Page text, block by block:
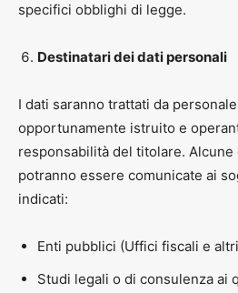
specifici obblighi di legge.
Destinatari dei dati personali
I dati saranno trattati da
opportunamente istruito e
responsabilità del titolare.
potranno essere comunicate ai
indicati:
Enti pubblici (Uffici fiscali e
Studi legali o di consulenza ai